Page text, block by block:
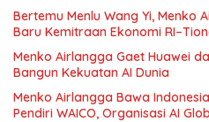
Bertemu Menlu Wang Yi, Menko
Baru Kemitraan Ekonomi
Menko Airlangga Gaet Huawei
Bangun Kekuatan AI Dunia
Menko Airlangga Bawa
Pendiri WAICO, Organisasi AI